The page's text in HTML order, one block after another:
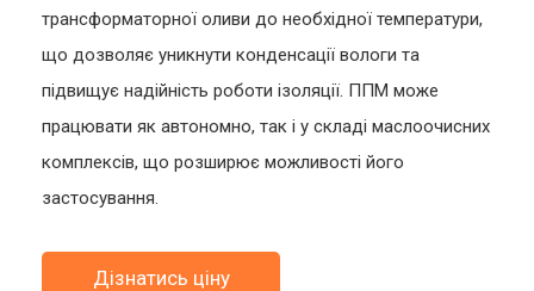
трансформаторної оливи до необхідної температури,
що дозволяє уникнути конденсації вологи та
підвищує надійність роботи ізоляції. ППМ може
працювати як автономно, так і у складі маслоочисних
комплексів, що розширює можливості його
застосування.
Дізнатись ціну